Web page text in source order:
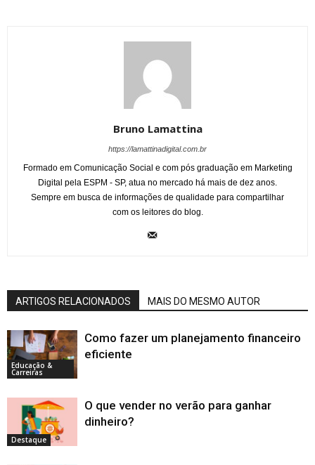
Bruno Lamattina
https://lamattinadigital.com.br
Formado em Comunicação Social e com pós graduação em Marketing
Digital pela ESPM - SP, atua no mercado há mais de dez anos.
Sempre em busca de informações de qualidade para compartilhar
com os leitores do blog.
ARTIGOS RELACIONADOS MAIS DO MESMO AUTOR
Educação &
Carreiras
Como fazer um planejamento financeiro
eficiente
Destaque
O que vender no verão para ganhar
dinheiro?